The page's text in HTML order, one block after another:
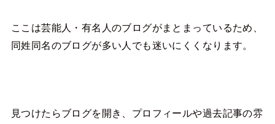
ここは芸能人・有名人のブログがまとまっているため、
同姓同名のブログが多い人でも迷いにくくなります。
見つけたらブログを開き、プロフィールや過去記事の雰